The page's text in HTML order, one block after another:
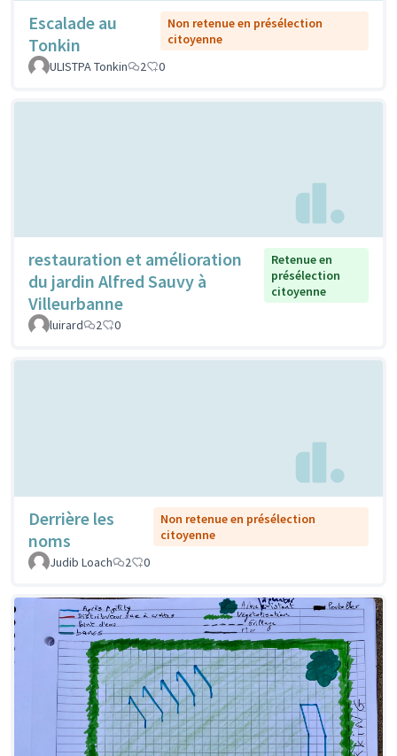
Escalade au
Tonkin
Non retenue en présélection
citoyenne
ULISTPA Tonkin
2 0
restauration et amélioration
du jardin Alfred Sauvy à
Villeurbanne
Retenue en
présélection
citoyenne
luirard 2 0
Derrière les
noms
Non retenue en présélection
citoyenne
Judib Loach
2 0